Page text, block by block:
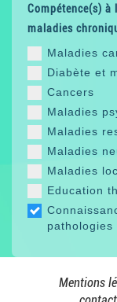
Compétence(s) à
maladies
Maladies
Diabète et
Cancers
Maladies
Maladies
Maladies
Maladies
Education
Mentions